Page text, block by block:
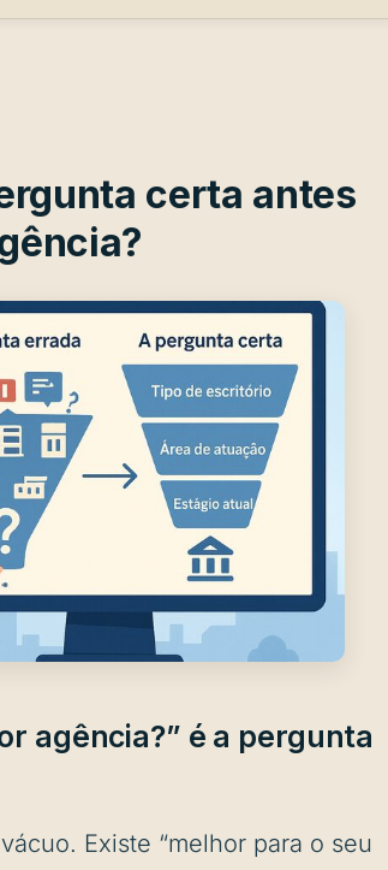
certa antes
agência?” é a pergunta
Existe “melhor para o seu